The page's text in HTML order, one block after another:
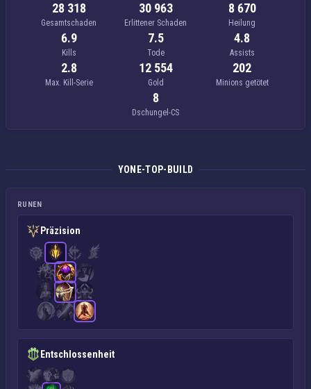
28 318
Gesamtschaden
30 963
Erlittener Schaden
8 670
Heilung
6.9
Kills
7.5
Tode
4.8
Assists
2.8
Max. Kill-Serie
12 554
Gold
202
Minions getötet
8
Dschungel-CS
YONE-TOP-BUILD
RUNEN
Präzision
Entschlossenheit